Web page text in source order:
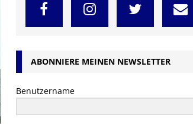
ABONNIERE MEINEN NEWSLETTER
Benutzername